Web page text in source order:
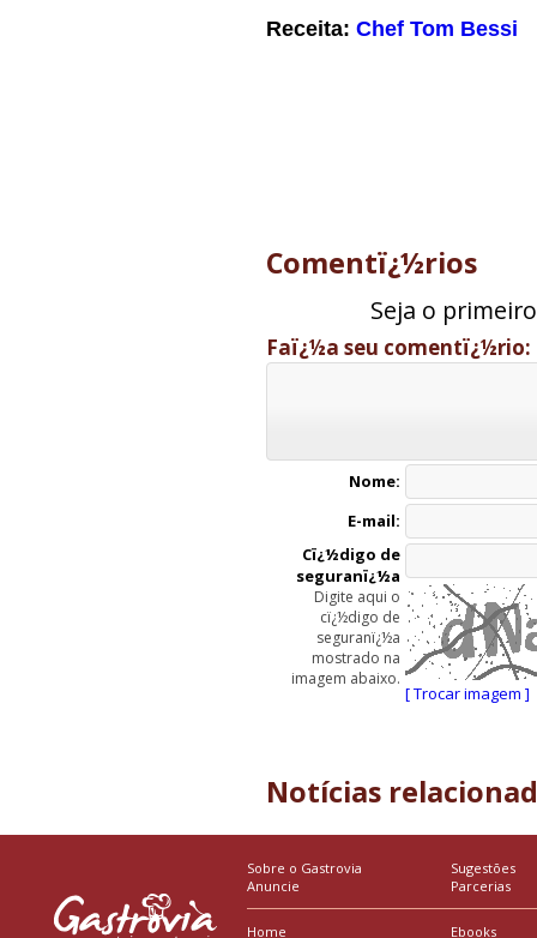
Receita: Chef Tom Bessi
Comentï¿½rios
Seja o
Faï¿½a seu comentï¿½rio:
Nome:
E-mail:
Cï¿½digo de
seguranï¿½a
Digite aqui o
cï¿½digo de
seguranï¿½a
mostrado na
imagem abaixo.
[ Trocar imagem ]
Notícias
Sobre o Gastrovia
Anuncie
Sugestões
Parcerias
Home Ebooks